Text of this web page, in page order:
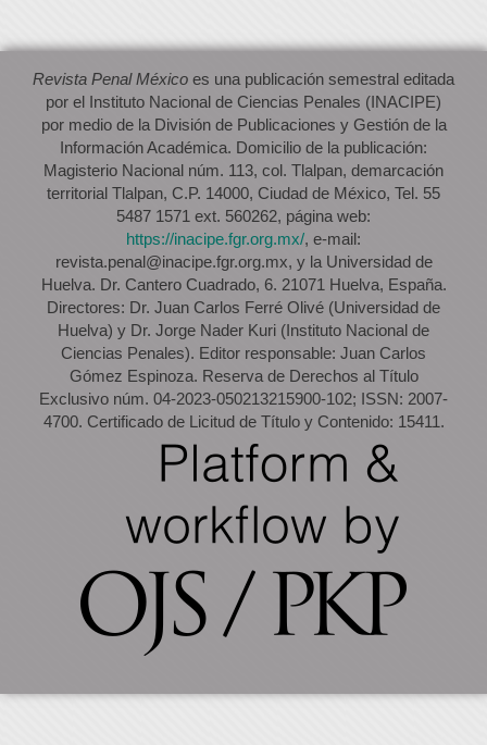
Revista Penal México es una publicación semestral editada
por el Instituto Nacional de Ciencias Penales (INACIPE)
por medio de la División de Publicaciones y Gestión de la
Información Académica. Domicilio de la publicación:
Magisterio Nacional núm. 113, col. Tlalpan, demarcación
territorial Tlalpan, C.P. 14000, Ciudad de México, Tel. 55
5487 1571 ext. 560262, página web:
https://inacipe.fgr.org.mx/, e-mail:
revista.penal@inacipe.fgr.org.mx, y la Universidad de
Huelva. Dr. Cantero Cuadrado, 6. 21071 Huelva, España.
Directores: Dr. Juan Carlos Ferré Olivé (Universidad de
Huelva) y Dr. Jorge Nader Kuri (Instituto Nacional de
Ciencias Penales). Editor responsable: Juan Carlos
Gómez Espinoza. Reserva de Derechos al Título
Exclusivo núm. 04-2023-050213215900-102; ISSN: 2007-
4700. Certificado de Licitud de Título y Contenido: 15411.